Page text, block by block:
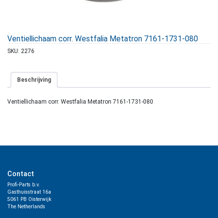
Ventiellichaam corr. Westfalia Metatron 7161-1731-080
SKU: 2276
Beschrijving
Ventiellichaam corr. Westfalia Metatron 7161-1731-080
Contact
Profi-Parts b.v.
Gasthuisstraat 16a
5061 PB Oisterwijk
The Netherlands